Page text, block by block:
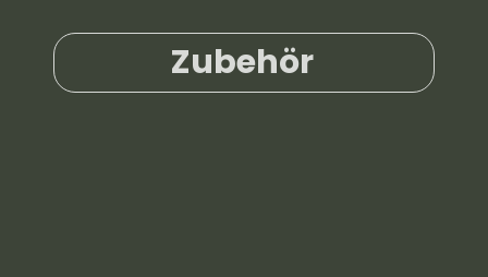
Zubehör